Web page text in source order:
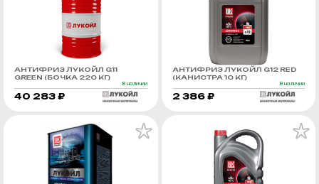
АНТИФРИЗ ЛУКОЙЛ G11
GREEN (БОЧКА 220 КГ)
В наличии
40 283 ₽
АНТИФРИЗ ЛУКОЙЛ G12 RED
(КАНИСТРА 10 КГ)
В наличии
2 386 ₽